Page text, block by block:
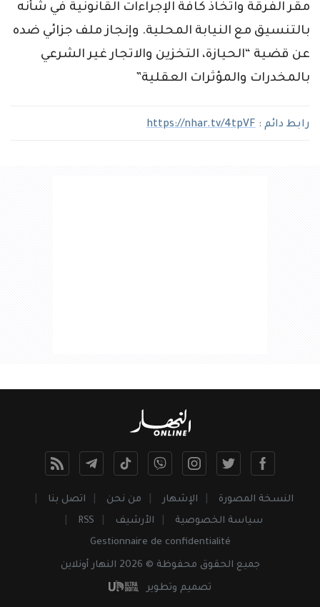
مقر الفرقة واتخاذ كافة الإجراءات القانونية في شأنه
بالتنسيق مع النيابة المحلية. وإنجاز ملف جزائي ضده
عن قضية “الحيازة، التخزين والاتجار غير الشرعي
بالمخدرات والمؤثرات العقلية”
رابط دائم : https://nhar.tv/4tpVF
النسخة المصورة الإشهار من نحن
اتصل بنا
سياسة الخصوصية
الأرشيف
RSS
Gestionnaire de confidentialité
جميع الحقوق محفوظة © 2026 النهار أونلاين
تصميم وتطوير